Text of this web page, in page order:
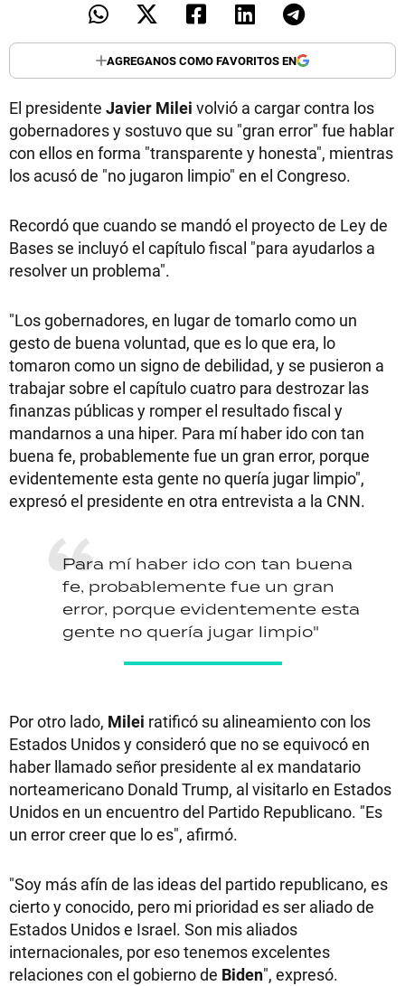
AGREGANOS COMO FAVORITOS EN
El presidente Javier Milei volvió a cargar contra los
gobernadores y sostuvo que su "gran error" fue hablar
con ellos en forma "transparente y honesta", mientras
los acusó de "no jugaron limpio" en el Congreso.
Recordó que cuando se mandó el proyecto de Ley de
Bases se incluyó el capítulo fiscal "para ayudarlos a
resolver un problema".
"Los gobernadores, en lugar de tomarlo como un
gesto de buena voluntad, que es lo que era, lo
tomaron como un signo de debilidad, y se pusieron a
trabajar sobre el capítulo cuatro para destrozar las
finanzas públicas y romper el resultado fiscal y
mandarnos a una hiper. Para mí haber ido con tan
buena fe, probablemente fue un gran error, porque
evidentemente esta gente no quería jugar limpio",
expresó el presidente en otra entrevista a la CNN.
Para mí haber ido con tan buena
fe, probablemente fue un gran
error, porque evidentemente esta
gente no quería jugar limpio"
Por otro lado, Milei ratificó su alineamiento con los
Estados Unidos y consideró que no se equivocó en
haber llamado señor presidente al ex mandatario
norteamericano Donald Trump, al visitarlo en Estados
Unidos en un encuentro del Partido Republicano. "Es
un error creer que lo es", afirmó.
"Soy más afín de las ideas del partido republicano, es
cierto y conocido, pero mi prioridad es ser aliado de
Estados Unidos e Israel. Son mis aliados
internacionales, por eso tenemos excelentes
relaciones con el gobierno de Biden", expresó.